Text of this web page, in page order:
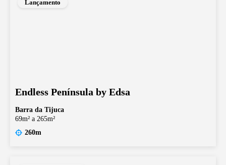
Lançamento
Endless Península by Edsa
Barra da Tijuca
69m² a 265m²
260m